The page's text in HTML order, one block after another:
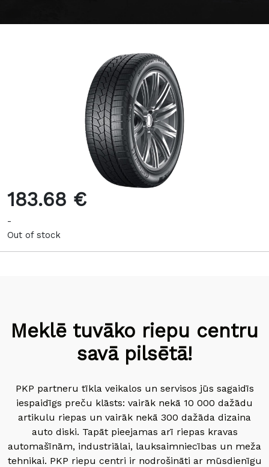
183.68 €
-
Out of stock
Meklē tuvāko riepu centru
savā pilsētā!
PKP partneru tīkla veikalos un servisos jūs sagaidīs
iespaidīgs preču klāsts: vairāk nekā 10 000 dažādu
artikulu riepas un vairāk nekā 300 dažāda dizaina
auto diski. Tapāt pieejamas arī riepas kravas
automašīnām, industriālai, lauksaimniecības un meža
tehnikai. PKP riepu centri ir nodrošināti ar mūsdienīgu